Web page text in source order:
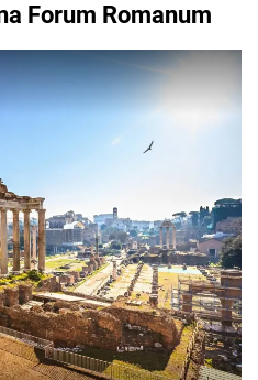
Forum Romanum